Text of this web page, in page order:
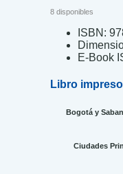
8 disponibles
ISBN:
E-Book
Libro impreso
Bogotá y
Ciudades